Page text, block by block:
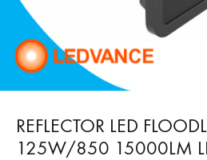
REFLECTOR LED
125W/850 15000LM